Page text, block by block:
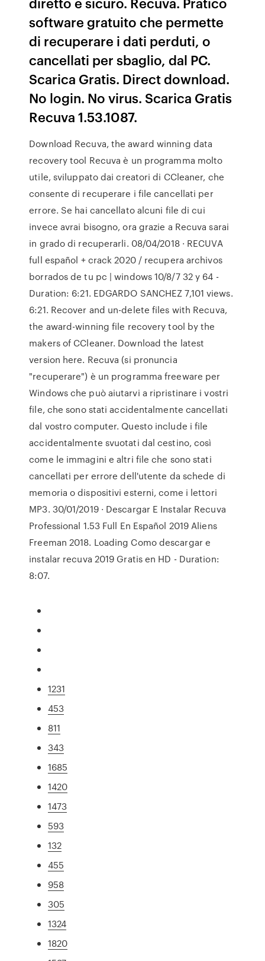
software gratuito che permette
di recuperare i dati perduti, o
cancellati per sbaglio, dal PC.
Scarica Gratis. Direct download.
No login. No virus. Scarica Gratis
Recuva 1.53.1087.
Download Recuva, the award winning data
recovery tool Recuva è un programma molto
utile, sviluppato dai creatori di CCleaner, che
consente di recuperare i file cancellati per
errore. Se hai cancellato alcuni file di cui
invece avrai bisogno, ora grazie a Recuva sarai
in grado di recuperarli. 08/04/2018 · RECUVA
full español + crack 2020 / recupera archivos
borrados de tu pc | windows 10/8/7 32 y 64 -
Duration: 6:21. EDGARDO SANCHEZ 7,101 views.
6:21. Recover and un-delete files with Recuva,
the award-winning file recovery tool by the
makers of CCleaner. Download the latest
version here. Recuva (si pronuncia
"recuperare") è un programma freeware per
Windows che può aiutarvi a ripristinare i vostri
file, che sono stati accidentalmente cancellati
dal vostro computer. Questo include i file
accidentalmente svuotati dal cestino, così
come le immagini e altri file che sono stati
cancellati per errore dell'utente da schede di
memoria o dispositivi esterni, come i lettori
MP3. 30/01/2019 · Descargar E Instalar Recuva
Professional 1.53 Full En Español 2019 Aliens
Freeman 2018. Loading Como descargar e
instalar recuva 2019 Gratis en HD - Duration:
8:07.
1231
453
811
343
1685
1420
1473
593
132
455
958
305
1324
1820